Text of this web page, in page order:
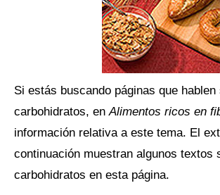
Si estás buscando páginas que hablen
carbohidratos, enAlimentos ricos en
información relativa a este tema. El
continuación muestran algunos textos
carbohidratos en esta página.